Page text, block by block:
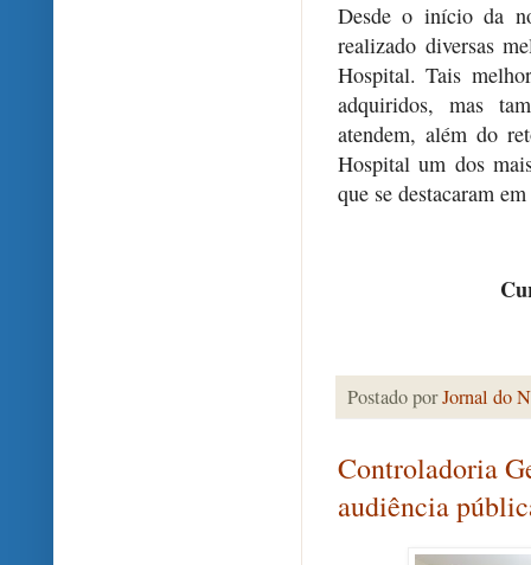
Desde o início da
realizado diversas
Hospital. Tais
adquiridos, mas
atendem, além do
Hospital um dos
que se destacaram
Postado porJornal do
Controladoria
audiência